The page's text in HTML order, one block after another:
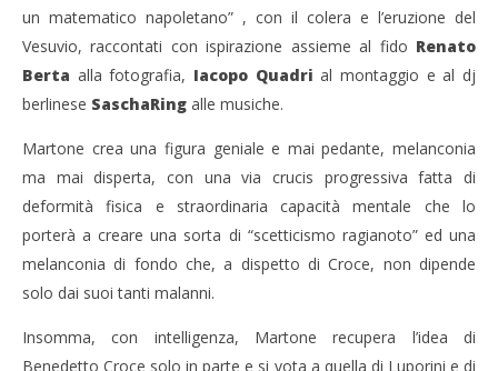
un matematico napoletano” , con il colera e l’eruzione del
Vesuvio, raccontati con ispirazione assieme al fido Renato
Berta alla fotografia, Iacopo Quadri al montaggio e al dj
berlinese SaschaRing alle musiche.
Martone crea una figura geniale e mai pedante, melanconia
ma mai disperta, con una via crucis progressiva fatta di
deformità fisica e straordinaria capacità mentale che lo
porterà a creare una sorta di “scetticismo ragianoto” ed una
melanconia di fondo che, a dispetto di Croce, non dipende
solo dai suoi tanti malanni.
Insomma, con intelligenza, Martone recupera l’idea di
Benedetto Croce solo in parte e si vota a quella di Luporini e di